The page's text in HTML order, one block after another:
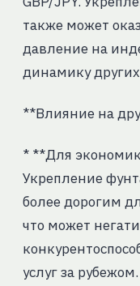
также может
давление на
динамику
**Влияние на
* **Для
Укрепление
более дорогим
что может
услуг за